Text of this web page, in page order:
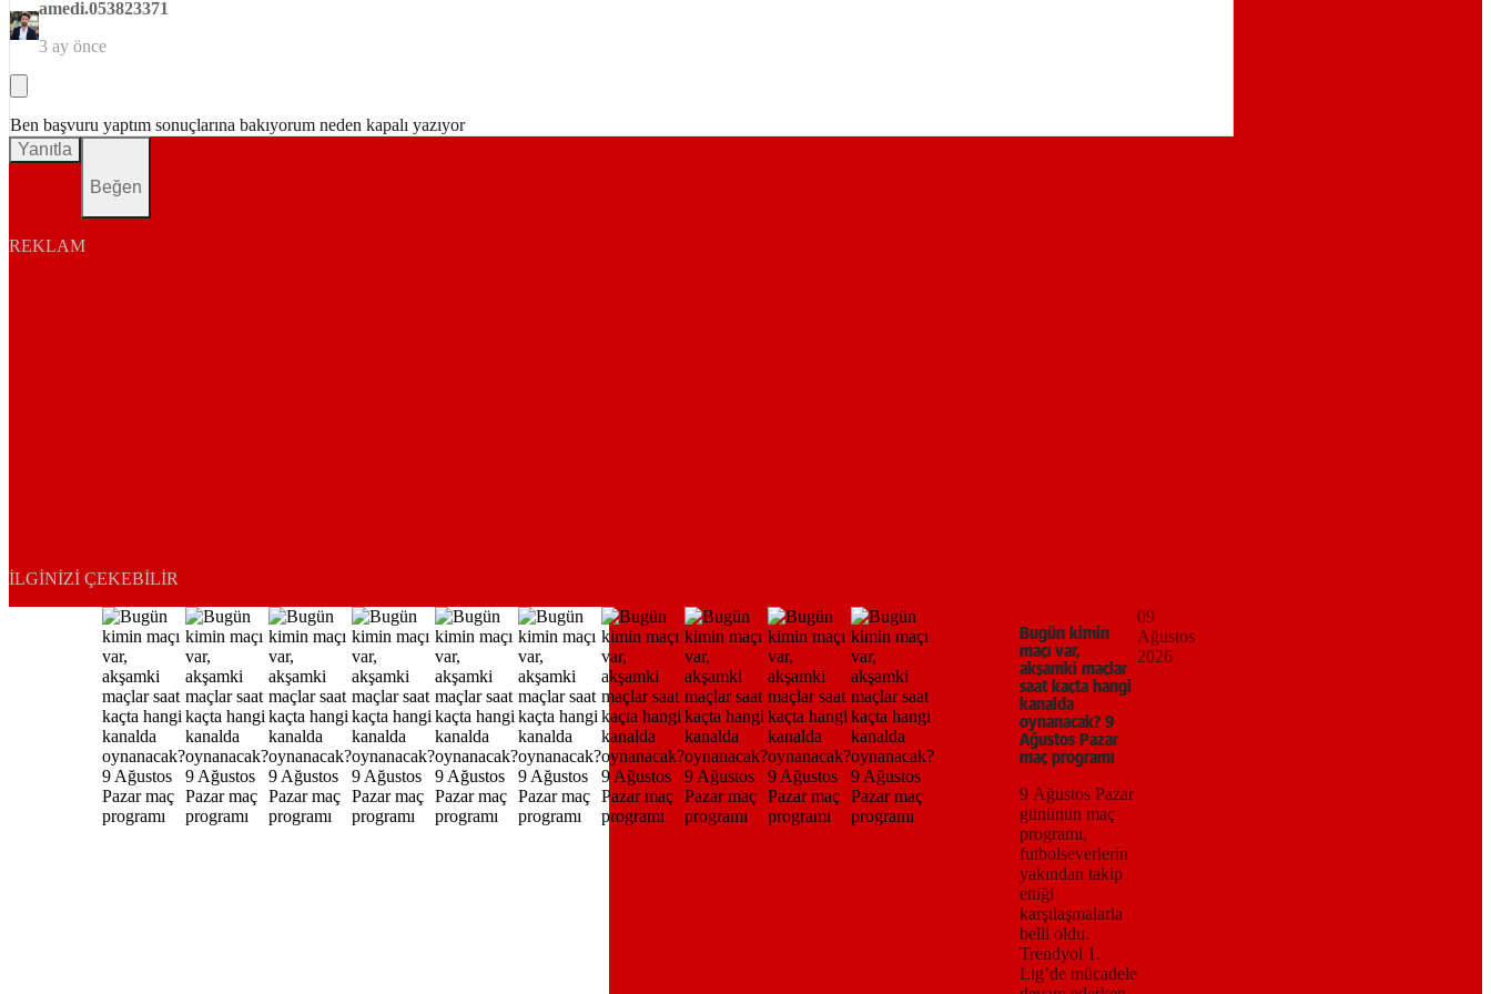
amedi.053823371
3 ay önce
Ben başvuru yaptım sonuçlarına bakıyorum neden kapalı yazıyor
Yanıtla
Beğen
REKLAM
İLGINIZI ÇEKEBILIR
Bugün kimin
maçı var,
akşamki maçlar
saat kaçta hangi
kanalda
oynanacak? 9
Ağustos Pazar
maç programı
9 Ağustos Pazar
gününün maç
programı,
futbolseverlerin
yakından takip
ettiği
karşılaşmalarla
belli oldu.
Trendyol 1.
Lig’de mücadele
09
Ağustos
2026